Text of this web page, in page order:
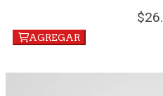
26.
AGREGAR